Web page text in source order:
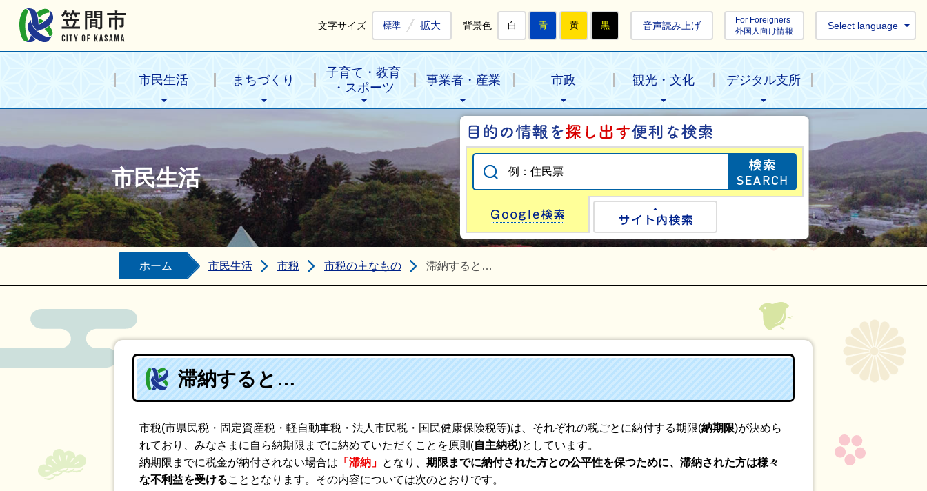
文字サイズ 標準 拡大 背景色 白 青 黄 黒 音声読み上げ
For Foreigners
外国人向け情報
Select language
市民生活 まちづくり
子育て・教育
・スポーツ
事業者・産業 市政 観光・文化 デジタル支所
市民生活
目的の情報を探
Google検索
ホーム 市民生活 市税 市税の主なもの 滞納すると…
滞納すると…
市税(市県民税・固定資産税・軽自動車税・法人市民税・国民健康保険税等)は、それぞれの税ごとに納付する期限(納期限)が決めら
れており、みなさまに自ら納期限までに納めていただくことを原則(自主納税)としています。
納期限までに税金が納付されない場合は 「滞納」 となり、 期限までに納付された方との公平性を保つために、滞納された方は様々
な不利益を受けることとなります。その内容については次のとおりです。